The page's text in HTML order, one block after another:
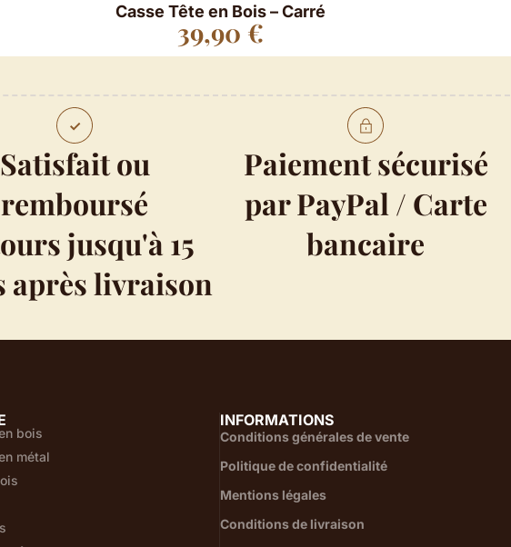
Casse Tête en Bois – Carré
39,90 €
Satisfait ou
remboursé
jusqu'à 15
après livraison
Paiement sécurisé
par PayPal / Carte
bancaire
bois
métal
INFORMATIONS
Conditions générales de vente
Politique de confidentialité
Mentions légales
Conditions de livraison